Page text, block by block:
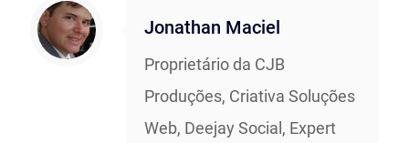
Jonathan Maciel
Proprietário da CJB
Produções, Criativa Soluções
Web, Deejay Social, Expert